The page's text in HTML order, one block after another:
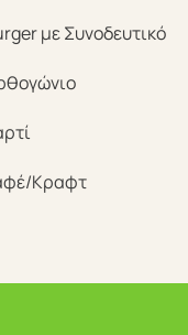
με Συνοδευτικό
Κραφτ